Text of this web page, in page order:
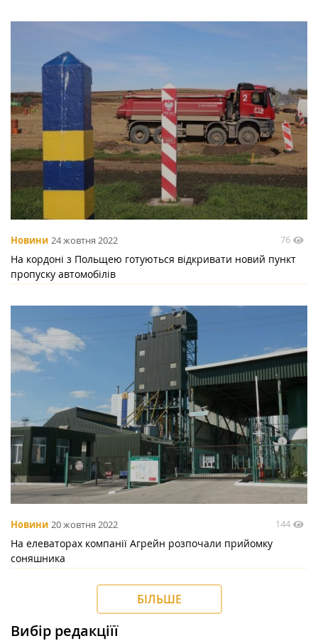
Новини 24 жовтня 2022 76
На кордоні з Польщею готуються відкривати новий пункт
пропуску автомобілів
Новини 20 жовтня 2022 144
На елеваторах компанії Агрейн розпочали прийомку
соняшника
БІЛЬШЕ
Вибір редакціїї